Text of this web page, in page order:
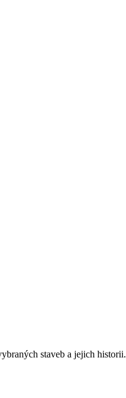
staveb a jejich historii.